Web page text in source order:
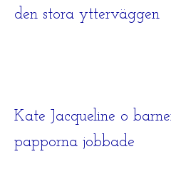
den stora ytterväggen
Kate Jacqueline o
papporna jobbade